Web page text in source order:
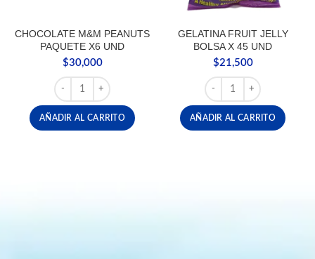
CHOCOLATE M&M PEANUTS
PAQUETE X6 UND
$30,000
CHOCOLATE M&M PEANUTS PAQUETE X6 UND cantidad
AÑADIR AL CARRITO
GELATINA FRUIT JELLY
BOLSA X 45 UND
$21,500
GELATINA FRUIT
AÑADIR AL CARRITO